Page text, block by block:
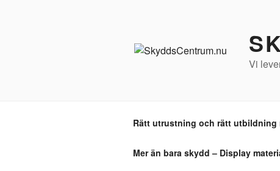
Vi
Rätt utrustning och rätt utbildning
Mer än bara skydd – Display